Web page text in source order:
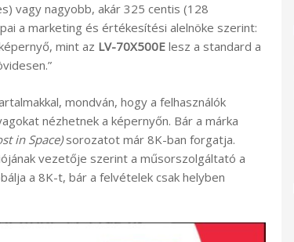
vagy nagyobb, akár 325 centis (128
a marketing és értékesítési alelnöke szerint:
mint az LV-70X500E lesz a standard a
mondván, hogy a felhasználók
nézhetnek a képernyőn. Bár a márka
in Space)sorozatot már 8K-ban forgatja.
vezetője szerint a műsorszolgáltató a
a 8K-t, bár a felvételek csak helyben